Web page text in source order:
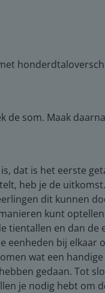
som. Maak
dat is het eerste
heb je de
dit kunnen
kunt
en dan de
bij elkaar
wat een
gedaan. Tot
je nodig hebt om